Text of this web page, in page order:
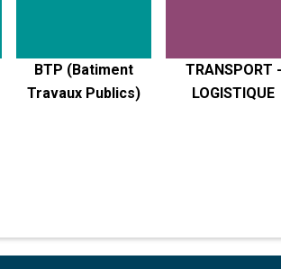
BTP (Batiment
Travaux Publics)
TRANSPORT -
LOGISTIQUE